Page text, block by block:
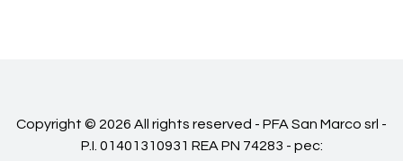
Copyright © 2026 All rights reserved - PFA San Marco srl -
P.I. 01401310931 REA PN 74283 - pec: